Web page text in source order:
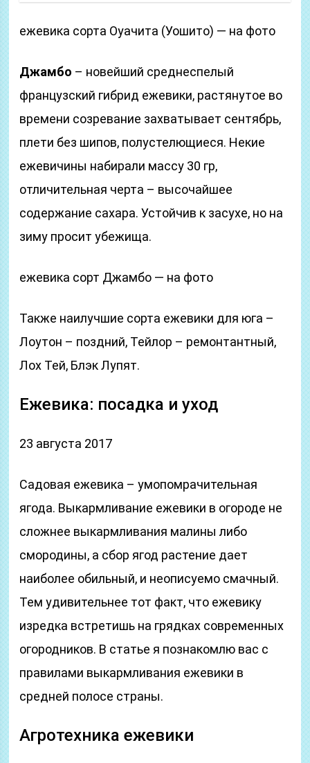
ежевика сорта Оуачита (Уошито) — на фото
Джамбо – новейший среднеспелый
французский гибрид ежевики, растянутое во
времени созревание захватывает сентябрь,
плети без шипов, полустелющиеся. Некие
ежевичины набирали массу 30 гр,
отличительная черта – высочайшее
содержание сахара. Устойчив к засухе, но на
зиму просит убежища.
ежевика сорт Джамбо — на фото
Также наилучшие сорта ежевики для юга –
Лоутон – поздний, Тейлор – ремонтантный,
Лох Тей, Блэк Лупят.
Ежевика: посадка и уход
23 августа 2017
Садовая ежевика – умопомрачительная
ягода. Выкармливание ежевики в огороде не
сложнее выкармливания малины либо
смородины, а сбор ягод растение дает
наиболее обильный, и неописуемо смачный.
Тем удивительнее тот факт, что ежевику
изредка встретишь на грядках современных
огородников. В статье я познакомлю вас с
правилами выкармливания ежевики в
средней полосе страны.
Агротехника ежевики